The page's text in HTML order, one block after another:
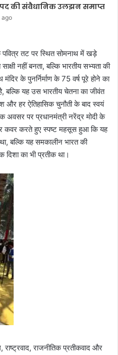
पद की संवैधानिक उलझन समाप्त
ago
तट पर स्थित सोमनाथ में खड़े
नहीं बनता, बल्कि भारतीय सभ्यता की
के पुनर्निर्माण के 75 वर्ष पूरे होने का
बल्कि यह उस भारतीय चेतना का जीवंत
हर ऐतिहासिक चुनौती के बाद स्वयं
अवसर पर प्रधानमंत्री नरेंद्र मोदी के
कवर करते हुए स्पष्ट महसूस हुआ कि यह
बल्कि यह समकालीन भारत की
दिशा का भी प्रतीक था।
राष्ट्रवाद, राजनीतिक प्रतीकवाद और